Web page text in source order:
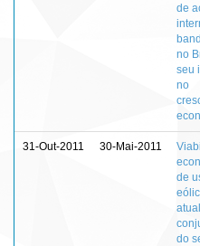
de
no
seu
no
31-Out-2011 30-Mai-2011
de
atual
do